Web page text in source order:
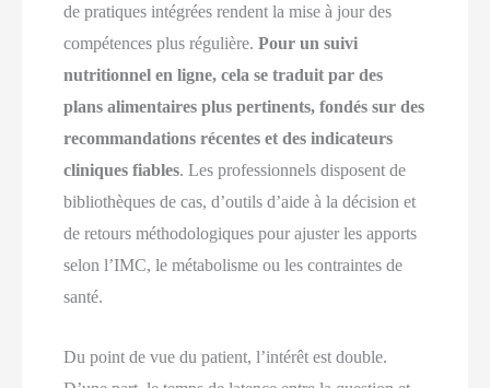
de pratiques intégrées rendent la mise à jour des
compétences plus régulière.Pour un suivi
nutritionnel en ligne, cela se traduit par des
plans alimentaires plus pertinents, fondés sur des
recommandations récentes et des indicateurs
cliniques fiables. Les professionnels disposent de
bibliothèques de cas, d’outils d’aide à la décision et
de retours méthodologiques pour ajuster les apports
selon l’IMC, le métabolisme ou les contraintes de
santé.
Du point de vue du patient, l’intérêt est double.